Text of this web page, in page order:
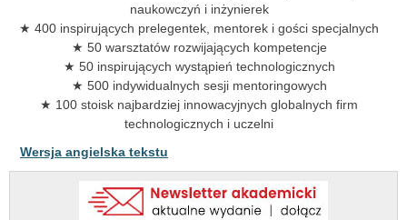
naukowczyń i inżynierek
★ 400 inspirujących prelegentek, mentorek i gości specjalnych
★ 50 warsztatów rozwijających kompetencje
★ 50 inspirujących wystąpień technologicznych
★ 500 indywidualnych sesji mentoringowych
★ 100 stoisk najbardziej innowacyjnych globalnych firm
technologicznych i uczelni
Wersja angielska tekstu